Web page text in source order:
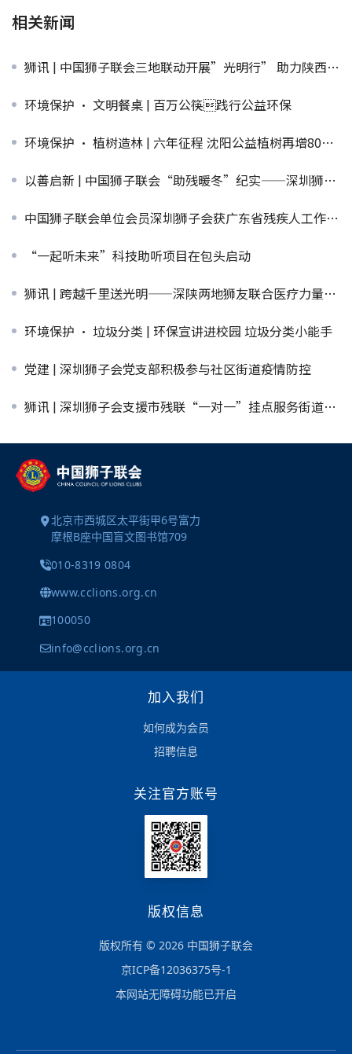
相关新闻
狮讯 | 中国狮子联会三地联动开展”光明行” 助力陕西白内障患者重见光明
环境保护 · 文明餐桌 | 百万公筷践行公益环保
环境保护 · 植树造林 | 六年征程 沈阳公益植树再增800棵
以善启新 | 中国狮子联会“助残暖冬”纪实——深圳狮子会
中国狮子联会单位会员深圳狮子会获广东省残疾人工作先进集体
“一起听未来”科技助听项目在包头启动
狮讯 | 跨越千里送光明——深陕两地狮友联合医疗力量为藏族朋友实施40台眼科手术
环境保护 · 垃圾分类 | 环保宣讲进校园 垃圾分类小能手
党建 | 深圳狮子会党支部积极参与社区街道疫情防控
狮讯 | 深圳狮子会支援市残联“一对一”挂点服务街道疫情防控
北京市西城区太平街甲6号富力
摩根B座中国盲文图书馆709
010-8319 0804
www.cclions.org.cn
100050
info@cclions.org.cn
加入我们
如何成为会员
招聘信息
关注官方账号
版权信息
版权所有 © 2026 中国狮子联会
京ICP备12036375号-1
本网站无障碍功能已开启